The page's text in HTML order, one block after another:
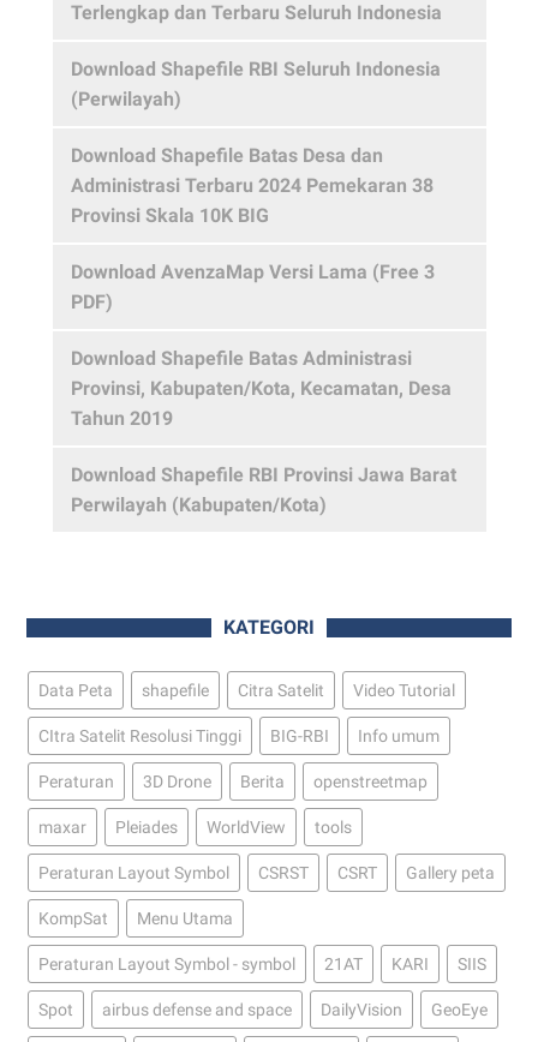
Terlengkap dan Terbaru Seluruh Indonesia
Download Shapefile RBI Seluruh Indonesia
(Perwilayah)
Download Shapefile Batas Desa dan
Administrasi Terbaru 2024 Pemekaran 38
Provinsi Skala 10K BIG
Download AvenzaMap Versi Lama (Free 3
PDF)
Download Shapefile Batas Administrasi
Provinsi, Kabupaten/Kota, Kecamatan, Desa
Tahun 2019
Download Shapefile RBI Provinsi Jawa Barat
Perwilayah (Kabupaten/Kota)
KATEGORI
Data Peta shapefile Citra Satelit Video Tutorial
CItra Satelit Resolusi Tinggi BIG-RBI Info umum
Peraturan 3D Drone Berita openstreetmap
maxar Pleiades WorldView tools
Peraturan Layout Symbol CSRST CSRT Gallery peta
KompSat Menu Utama
Peraturan Layout Symbol - symbol 21AT KARI SIIS
Spot airbus defense and space DailyVision GeoEye